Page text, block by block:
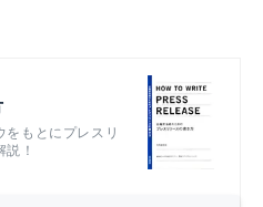
をもとにプレスリ
！